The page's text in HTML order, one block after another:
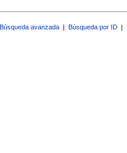
Búsqueda avanzada Búsqueda por ID